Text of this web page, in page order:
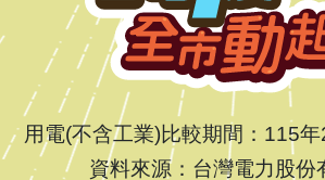
用電(不含工業)比較期間：115
資料來源：台灣電力股份